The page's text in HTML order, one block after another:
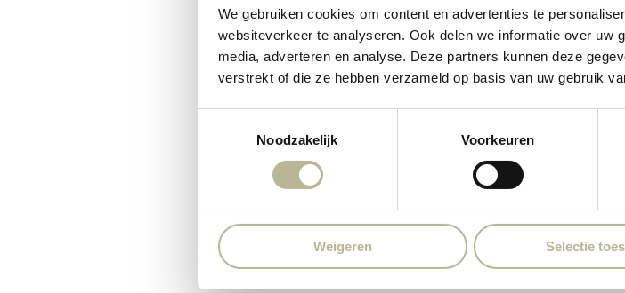
We gebruiken cookies om content en advertenties te
websiteverkeer te analyseren. Ook delen we informatie over uw
media, adverteren en analyse. Deze partners kunnen deze
verstrekt of die ze hebben verzameld op basis van uw gebruik
Noodzakelijk
Voorkeuren
Weigeren Selectie